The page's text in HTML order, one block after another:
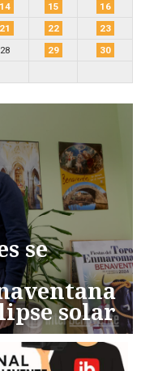
14 15
16
21 22
23
28 29
30
se
solar